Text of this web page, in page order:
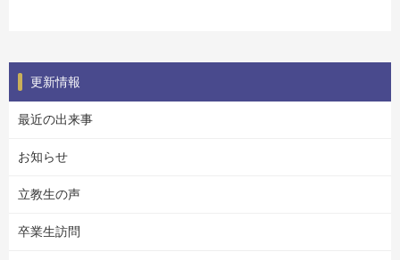
更新情報
最近の出来事
お知らせ
立教生の声
卒業生訪問